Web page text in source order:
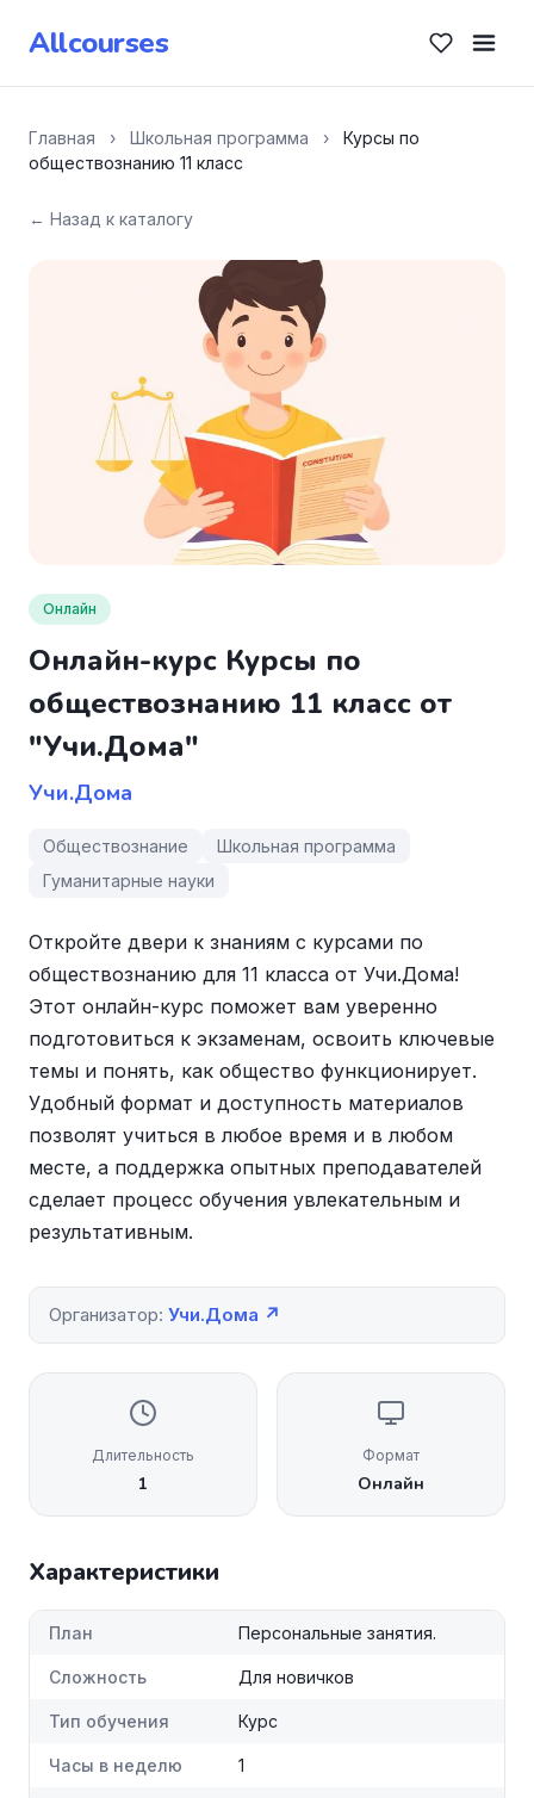
Allcourses
Главная › Школьная программа ›
Курсы по
обществознанию 11 класс
← Назад к каталогу
Онлайн
Онлайн-курс Курсы по
обществознанию 11 класс от
"Учи.Дома"
Учи.Дома
Обществознание
Школьная программа
Гуманитарные науки
Откройте двери к знаниям с курсами по
обществознанию для 11 класса от Учи.Дома!
Этот онлайн-курс поможет вам уверенно
подготовиться к экзаменам, освоить ключевые
темы и понять, как общество функционирует.
Удобный формат и доступность материалов
позволят учиться в любое время и в любом
месте, а поддержка опытных преподавателей
сделает процесс обучения увлекательным и
результативным.
Организатор: Учи.Дома ↗
Длительность
1
Формат
Онлайн
Характеристики
План Персональные занятия.
Сложность Для новичков
Тип обучения Курс
Часы в неделю 1